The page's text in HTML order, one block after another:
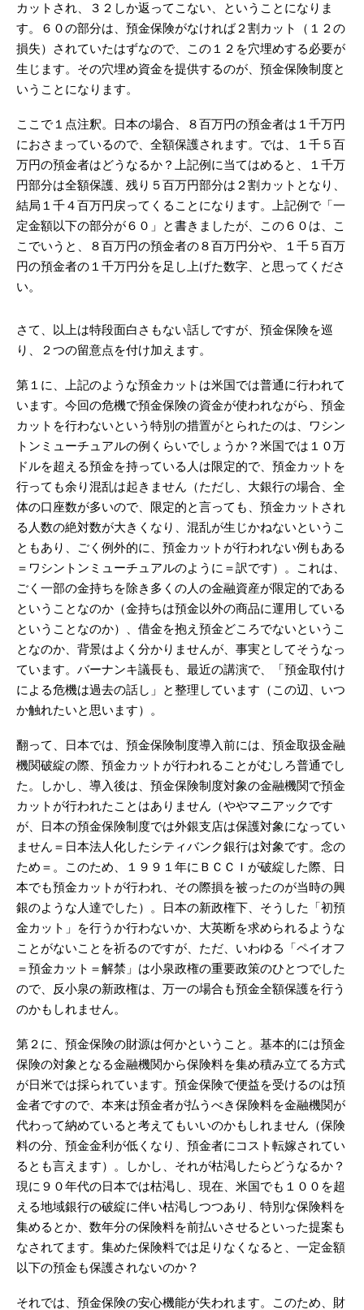
カットされ、３２しか返ってこない、ということになりま
す。６０の部分は、預金保険がなければ２割カット（１２の
損失）されていたはずなので、この１２を穴埋めする必要が
生じます。その穴埋め資金を提供するのが、預金保険制度と
いうことになります。
ここで１点注釈。日本の場合、８百万円の預金者は１千万円
におさまっているので、全額保護されます。では、１千５百
万円の預金者はどうなるか？上記例に当てはめると、１千万
円部分は全額保護、残り５百万円部分は２割カットとなり、
結局１千４百万円戻ってくることになります。上記例で「一
定金額以下の部分が６０」と書きましたが、この６０は、こ
こでいうと、８百万円の預金者の８百万円分や、１千５百万
円の預金者の１千万円分を足し上げた数字、と思ってくださ
い。
さて、以上は特段面白さもない話しですが、預金保険を巡
り、２つの留意点を付け加えます。
第１に、上記のような預金カットは米国では普通に行われて
います。今回の危機で預金保険の資金が使われながら、預金
カットを行わないという特別の措置がとられたのは、ワシン
トンミューチュアルの例くらいでしょうか？米国では１０万
ドルを超える預金を持っている人は限定的で、預金カットを
行っても余り混乱は起きません（ただし、大銀行の場合、全
体の口座数が多いので、限定的と言っても、預金カットされ
る人数の絶対数が大きくなり、混乱が生じかねないというこ
ともあり、ごく例外的に、預金カットが行われない例もある
＝ワシントンミューチュアルのように＝訳です）。これは、
ごく一部の金持ちを除き多くの人の金融資産が限定的である
ということなのか（金持ちは預金以外の商品に運用している
ということなのか）、借金を抱え預金どころでないというこ
となのか、背景はよく分かりませんが、事実としてそうなっ
ています。バーナンキ議長も、最近の講演で、「預金取付け
による危機は過去の話し」と整理しています（この辺、いつ
か触れたいと思います）。
翻って、日本では、預金保険制度導入前には、預金取扱金融
機関破綻の際、預金カットが行われることがむしろ普通でし
た。しかし、導入後は、預金保険制度対象の金融機関で預金
カットが行われたことはありません（ややマニアックです
が、日本の預金保険制度では外銀支店は保護対象になってい
ません＝日本法人化したシティバンク銀行は対象です。念の
ため＝。このため、１９９１年にＢＣＣＩが破綻した際、日
本でも預金カットが行われ、その際損を被ったのが当時の興
銀のような人達でした）。日本の新政権下、そうした「初預
金カット」を行うか行わないか、大英断を求められるような
ことがないことを祈るのですが、ただ、いわゆる「ペイオフ
＝預金カット＝解禁」は小泉政権の重要政策のひとつでした
ので、反小泉の新政権は、万一の場合も預金全額保護を行う
のかもしれません。
第２に、預金保険の財源は何かということ。基本的には預金
保険の対象となる金融機関から保険料を集め積み立てる方式
が日米では採られています。預金保険で便益を受けるのは預
金者ですので、本来は預金者が払うべき保険料を金融機関が
代わって納めていると考えてもいいのかもしれません（保険
料の分、預金金利が低くなり、預金者にコスト転嫁されてい
るとも言えます）。しかし、それが枯渇したらどうなるか？
現に９０年代の日本では枯渇し、現在、米国でも１００を超
える地域銀行の破綻に伴い枯渇しつつあり、特別な保険料を
集めるとか、数年分の保険料を前払いさせるといった提案も
なされてます。集めた保険料では足りなくなると、一定金額
以下の預金も保護されないのか？
それでは、預金保険の安心機能が失われます。このため、財